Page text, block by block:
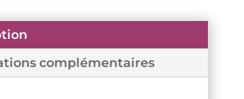
complémentaires